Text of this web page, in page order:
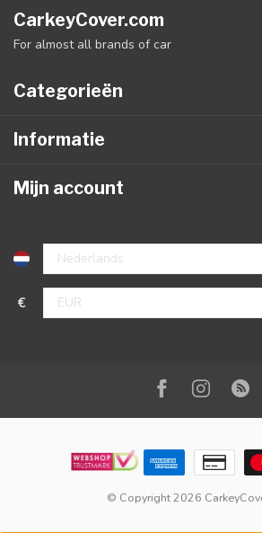
CarkeyCover.com
For almost all brands of car
Categorieën
Informatie
Mijn account
€
© Copyright 2026